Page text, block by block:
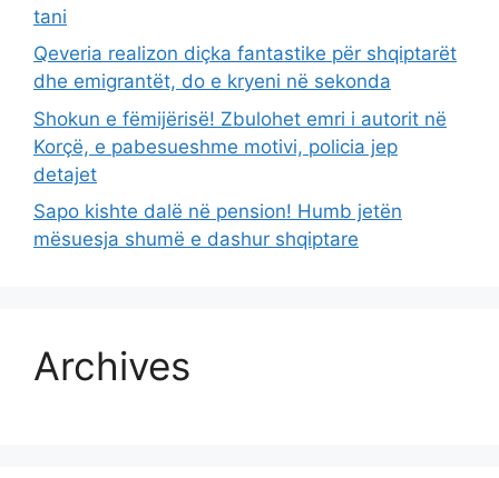
tani
Qeveria realizon diçka fantastike për shqiptarët
dhe emigrantët, do e kryeni në sekonda
Shokun e fëmijërisë! Zbulohet emri i autorit në
Korçë, e pabesueshme motivi, policia jep
detajet
Sapo kishte dalë në pension! Humb jetën
mësuesja shumë e dashur shqiptare
Archives